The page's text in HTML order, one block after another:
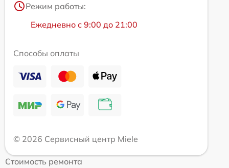
Режим работы:
Ежедневно с 9:00 до 21:00
Способы оплаты
© 2026 Сервисный центр Miele
Стоимость ремонта